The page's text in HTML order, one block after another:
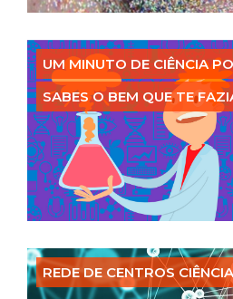
UM MINUTO DE CIÊNCIA
SABES O BEM QUE TE
REDE DE CENTROS